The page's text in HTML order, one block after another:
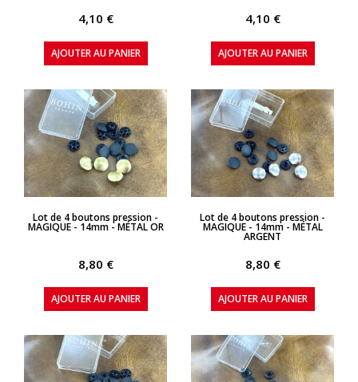
4,10 €
AJOUTER AU PANIER
4,10 €
AJOUTER AU PANIER
APERÇU RAPIDE
Lot de 4 boutons pression -
MAGIQUE - 14mm - MÉTAL OR
8,80 €
AJOUTER AU PANIER
APERÇU RAPIDE
Lot de 4 boutons pression -
MAGIQUE - 14mm - MÉTAL
ARGENT
8,80 €
AJOUTER AU PANIER